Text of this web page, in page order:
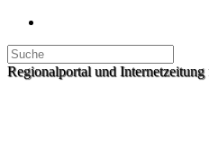
Regionalportal und Internetzeitung